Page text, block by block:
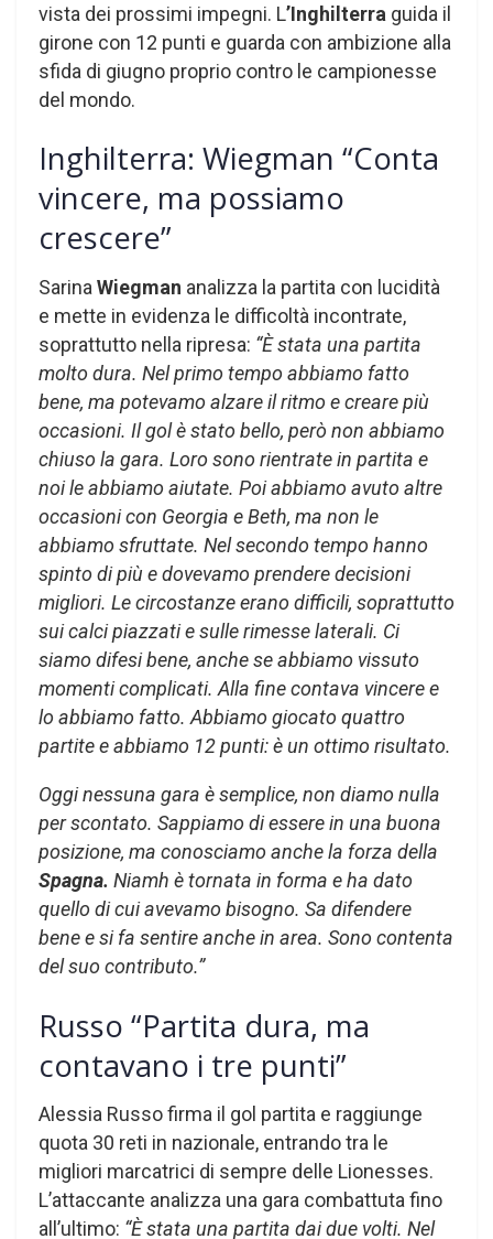
vista dei prossimi impegni. L’Inghilterra guida il
girone con 12 punti e guarda con ambizione alla
sfida di giugno proprio contro le campionesse
del mondo.
Inghilterra: Wiegman “Conta
vincere, ma possiamo
crescere”
Sarina Wiegman analizza la partita con lucidità
e mette in evidenza le difficoltà incontrate,
soprattutto nella ripresa: “È stata una partita
molto dura. Nel primo tempo abbiamo fatto
bene, ma potevamo alzare il ritmo e creare più
occasioni. Il gol è stato bello, però non abbiamo
chiuso la gara. Loro sono rientrate in partita e
noi le abbiamo aiutate. Poi abbiamo avuto altre
occasioni con Georgia e Beth, ma non le
abbiamo sfruttate. Nel secondo tempo hanno
spinto di più e dovevamo prendere decisioni
migliori. Le circostanze erano difficili, soprattutto
sui calci piazzati e sulle rimesse laterali. Ci
siamo difesi bene, anche se abbiamo vissuto
momenti complicati. Alla fine contava vincere e
lo abbiamo fatto. Abbiamo giocato quattro
partite e abbiamo 12 punti: è un ottimo risultato.
Oggi nessuna gara è semplice, non diamo nulla
per scontato. Sappiamo di essere in una buona
posizione, ma conosciamo anche la forza della
Spagna. Niamh è tornata in forma e ha dato
quello di cui avevamo bisogno. Sa difendere
bene e si fa sentire anche in area. Sono contenta
del suo contributo.”
Russo “Partita dura, ma
contavano i tre punti”
Alessia Russo firma il gol partita e raggiunge
quota 30 reti in nazionale, entrando tra le
migliori marcatrici di sempre delle Lionesses.
L’attaccante analizza una gara combattuta fino
all’ultimo: “È stata una partita dai due volti. Nel